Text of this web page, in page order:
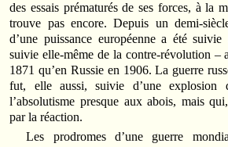
des essais prématurés de ses forces, à la
trouve pas encore. Depuis un demi-
d’une puissance européenne a été
suivie elle-même de la contre-révolution –
1871 qu’en Russie en 1906. La guerre
fut, elle aussi, suivie d’une explosion
l’absolutisme presque aux abois, mais
par la réaction.
Les prodromes d’une guerre